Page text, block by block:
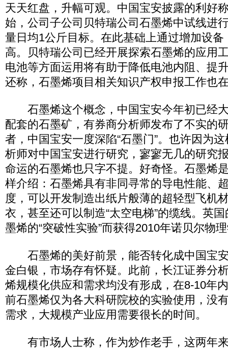
天天红盘，升幅可观。中国宝安披露的利好
始，公司子公司贝特瑞公司石墨烯中试线进
量日均1公斤目标。在此基础上通过增加设
高。贝特瑞公司已经开展探索石墨烯的应用
电池等方面运用将有助于降低电池内阻、提
还称，石墨烯项目相关知识产权申报工作也
石墨烯这个概念，中国宝安今年初已经
配套的石墨矿，有券商分析师发布了不实的
者，中国宝安一度深陷“石墨门”。也许因为
析师对中国宝安进行研究，寥寥无几的研究
命运的石墨烯也只字不提。好奇怪。石墨烯
样介绍：石墨烯具有非同寻常的导电性能、
度，可以开发制造出纸片般薄的超轻型飞机
衣，甚至还可以制造“太空电梯”的缆线。英
墨烯的“突破性实验”而获得2010年诺贝尔物
石墨烯的美好前景，能否转化成中国宝
金白银，市场存有怀疑。此前，长江证券分
烯规模化供应和需求均没有形成，在8-10年
前石墨烯仅为各大科研院校的实验使用，没
需求，大规模产业应用需要很长的时间。
有市场人士称，作为炒作老手，这两年